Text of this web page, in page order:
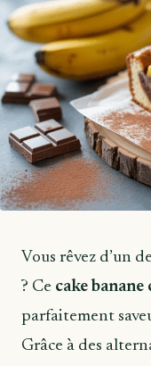
Vous rêvez d’un
? Ce cake
parfaitement
Grâce à des